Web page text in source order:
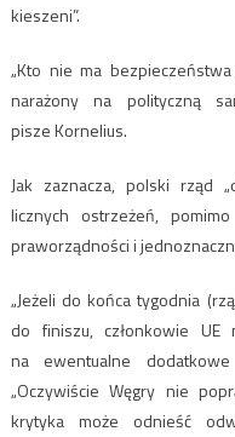
kieszeni”.
„Kto nie ma
narażony na polityczną
pisze Kornelius.
Jak zaznacza, polski rząd
licznych ostrzeżeń,
praworządności i
„Jeżeli do końca tygodnia
do finiszu, członkowie
na ewentualne
„Oczywiście Węgry nie
krytyka może odnieść